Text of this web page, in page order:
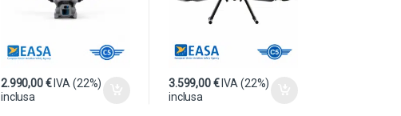
2.990,00€ IVA (22%)
inclusa
3.599,00€ IVA (22%)
inclusa